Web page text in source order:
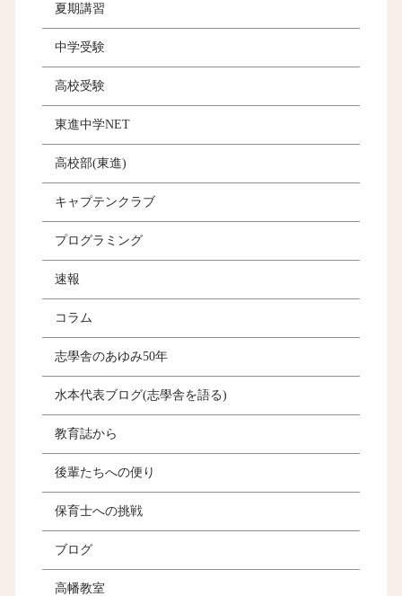
夏期講習
中学受験
高校受験
東進中学NET
高校部(東進)
キャプテンクラブ
プログラミング
速報
コラム
志學舎のあゆみ50年
水本代表ブログ(志學舎を語る)
教育誌から
後輩たちへの便り
保育士への挑戦
ブログ
高幡教室